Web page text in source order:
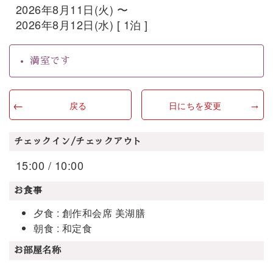
2026年8月11日(火) 〜
2026年8月12日(水) [ 1泊 ]
満室です
戻る 日にちを変更
チェックイン/チェックアウト
15:00 / 10:00
お食事
夕食 : 創作和会席 美湖膳
朝食 : 和定食
お部屋名称